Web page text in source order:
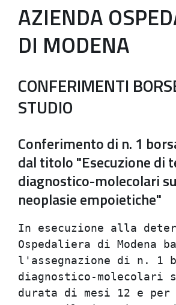
AZIENDA
DI MODENA
CONFERIMENTI
STUDIO
Conferimento di n. 1
dal titolo "Esecuzione di
diagnostico-molecolari
neoplasie empoietiche"
In esecuzione
Ospedaliera di
l'assegnazione di
diagnostico-
durata di mesi 12